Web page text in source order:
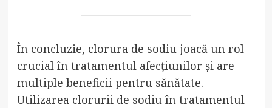
În concluzie, clorura de sodiu joacă un rol
crucial în tratamentul afecțiunilor și are
multiple beneficii pentru sănătate.
Utilizarea clorurii de sodiu în tratamentul